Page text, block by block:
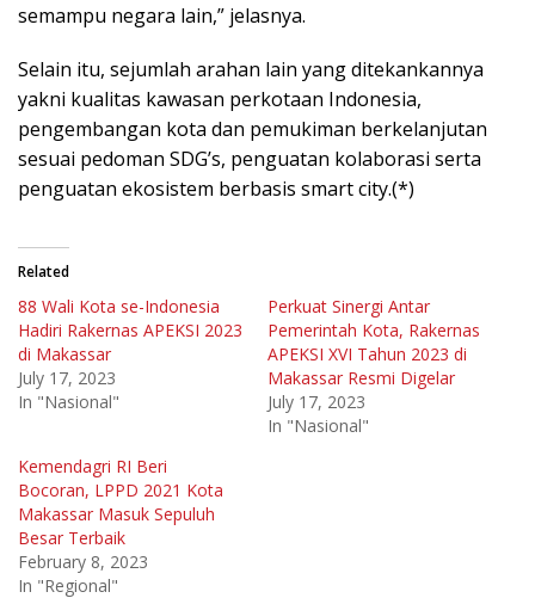
semampu negara lain,” jelasnya.
Selain itu, sejumlah arahan lain yang ditekankannya
yakni kualitas kawasan perkotaan Indonesia,
pengembangan kota dan pemukiman berkelanjutan
sesuai pedoman SDG’s, penguatan kolaborasi serta
penguatan ekosistem berbasis smart city.(*)
Related
88 Wali Kota se-Indonesia
Hadiri Rakernas APEKSI 2023
di Makassar
July 17, 2023
In "Nasional"
Perkuat Sinergi Antar
Pemerintah Kota, Rakernas
APEKSI XVI Tahun 2023 di
Makassar Resmi Digelar
July 17, 2023
In "Nasional"
Kemendagri RI Beri
Bocoran, LPPD 2021 Kota
Makassar Masuk Sepuluh
Besar Terbaik
February 8, 2023
In "Regional"